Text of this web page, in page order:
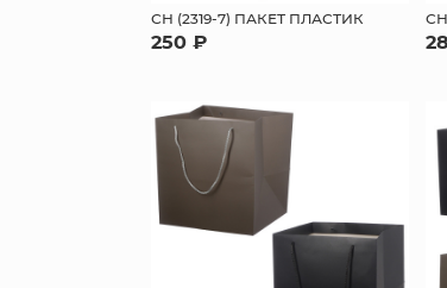
СН (2319-7) ПАКЕТ ПЛАСТИК
250 ₽